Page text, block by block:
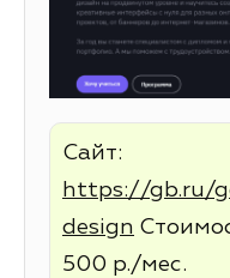
Сайт:
https://gb.ru/
design
500 р./мес.